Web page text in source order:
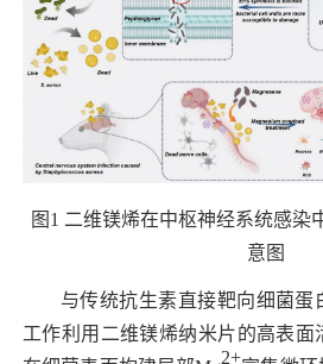
图 1 二维镁烯在中枢神经系统感染
意图
与传统抗生素直接靶向细菌蛋
工作利用二维镁烯纳米片的高表面
2+